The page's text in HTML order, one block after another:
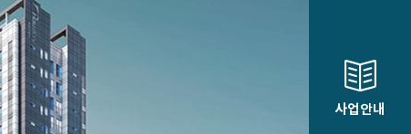
사업안내